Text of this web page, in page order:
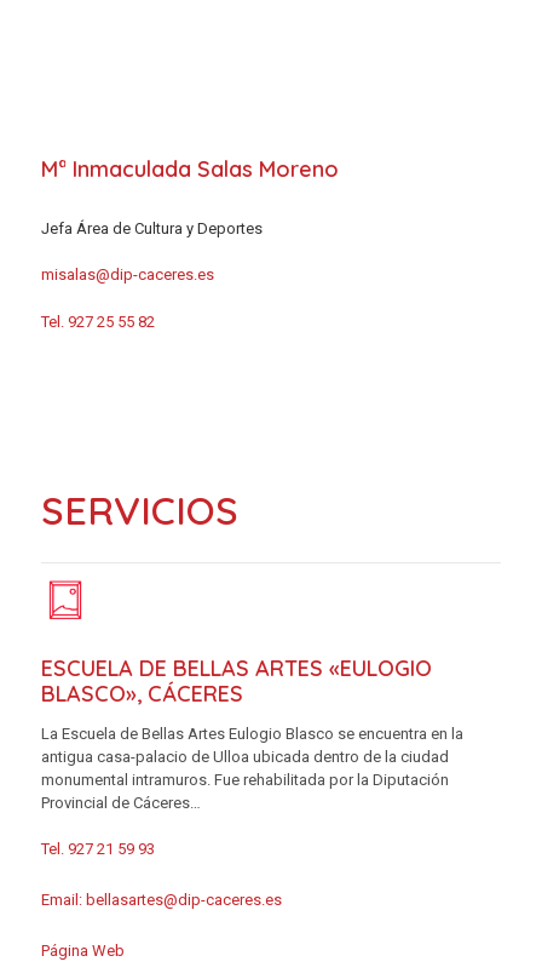
Mª Inmaculada Salas Moreno
Jefa Área de Cultura y Deportes
misalas@dip-caceres.es
Tel. 927 25 55 82
SERVICIOS
ESCUELA DE BELLAS ARTES «EULOGIO
BLASCO», CÁCERES
La Escuela de Bellas Artes Eulogio Blasco se encuentra en la
antigua casa-palacio de Ulloa ubicada dentro de la ciudad
monumental intramuros. Fue rehabilitada por la Diputación
Provincial de Cáceres…
Tel. 927 21 59 93
Email: bellasartes@dip-caceres.es
Página Web